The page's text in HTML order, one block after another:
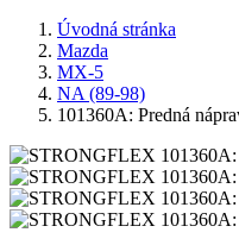
Úvodná stránka
Mazda
MX-5
NA (89-98)
101360A: Predná